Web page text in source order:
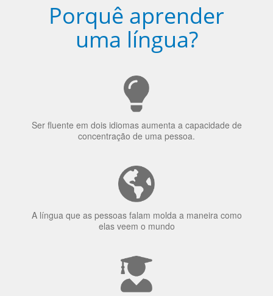
Porquê aprender
uma língua?
Ser fluente em dois idiomas aumenta a capacidade de
concentração de uma pessoa.
A língua que as pessoas falam molda a maneira como
elas veem o mundo